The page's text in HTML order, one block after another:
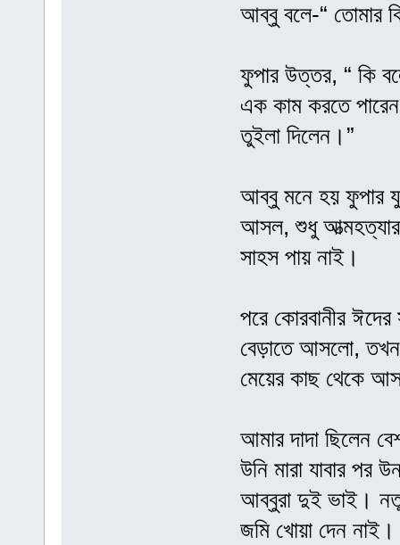
আব্বু বলে-“ তোমার
ফুপার উত্তর, “ কি
এক কাম করতে
তুইলা দিলেন।”
আব্বু মনে হয় ফুপার
আসল, শুধু আত্মহত্যার
সাহস পায় নাই।
পরে কোরবানীর ঈদের
বেড়াতে আসলো,
মেয়ের কাছ থেকে
আমার দাদা ছিলেন
উনি মারা যাবার
আব্বুরা দুই ভাই।
জমি খোয়া দেন নাই।